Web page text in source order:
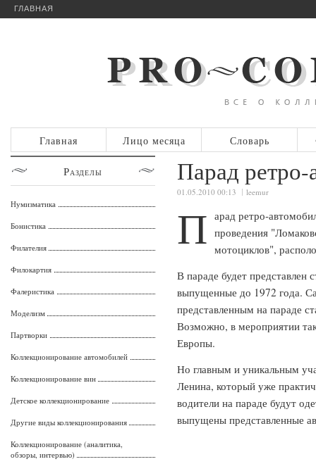
ГЛАВНАЯ
Главная Лицо месяца Словарь
Парад
01.05.2010 00:13 leemur
П арад ретро-
проведения
мотоциклов",
В параде будет представлен
выпущенные до 1972 года.
представленным на параде
Возможно, в мероприятии
Европы.
Но главным и уникальным
Ленина, который уже
водители на параде будут
выпущены представленные
Разделы
Нумизматика
Бонистика
Филателия
Филокартия
Фалеристика
Моделизм
Партворки
Коллекционирование автомобилей
Коллекционирование вин
Детское коллекционирование
Другие виды коллекционирования
Коллекционирование (аналитика,
обзоры, интервью)